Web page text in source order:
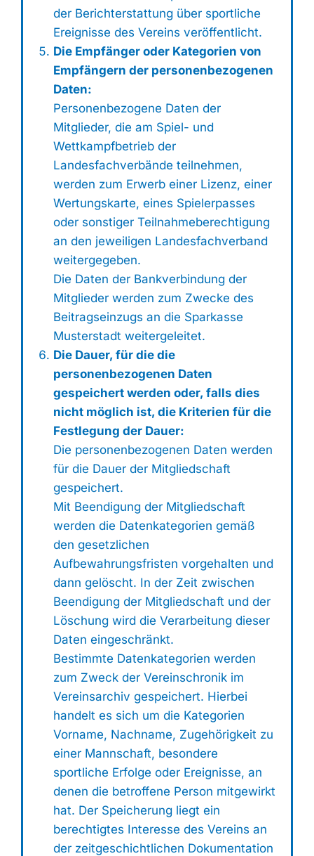
der Berichterstattung über sportliche
Ereignisse des Vereins veröffentlicht.
Die Empfänger oder Kategorien von
Empfängern der personenbezogenen
Daten:
Personenbezogene Daten der
Mitglieder, die am Spiel- und
Wettkampfbetrieb der
Landesfachverbände teilnehmen,
werden zum Erwerb einer Lizenz, einer
Wertungskarte, eines Spielerpasses
oder sonstiger Teilnahmeberechtigung
an den jeweiligen Landesfachverband
weitergegeben.
Die Daten der Bankverbindung der
Mitglieder werden zum Zwecke des
Beitragseinzugs an die Sparkasse
Musterstadt weitergeleitet.
Die Dauer, für die die
personenbezogenen Daten
gespeichert werden oder, falls dies
nicht möglich ist, die Kriterien für die
Festlegung der Dauer:
Die personenbezogenen Daten werden
für die Dauer der Mitgliedschaft
gespeichert.
Mit Beendigung der Mitgliedschaft
werden die Datenkategorien gemäß
den gesetzlichen
Aufbewahrungsfristen vorgehalten und
dann gelöscht. In der Zeit zwischen
Beendigung der Mitgliedschaft und der
Löschung wird die Verarbeitung dieser
Daten eingeschränkt.
Bestimmte Datenkategorien werden
zum Zweck der Vereinschronik im
Vereinsarchiv gespeichert. Hierbei
handelt es sich um die Kategorien
Vorname, Nachname, Zugehörigkeit zu
einer Mannschaft, besondere
sportliche Erfolge oder Ereignisse, an
denen die betroffene Person mitgewirkt
hat. Der Speicherung liegt ein
berechtigtes Interesse des Vereins an
der zeitgeschichtlichen Dokumentation